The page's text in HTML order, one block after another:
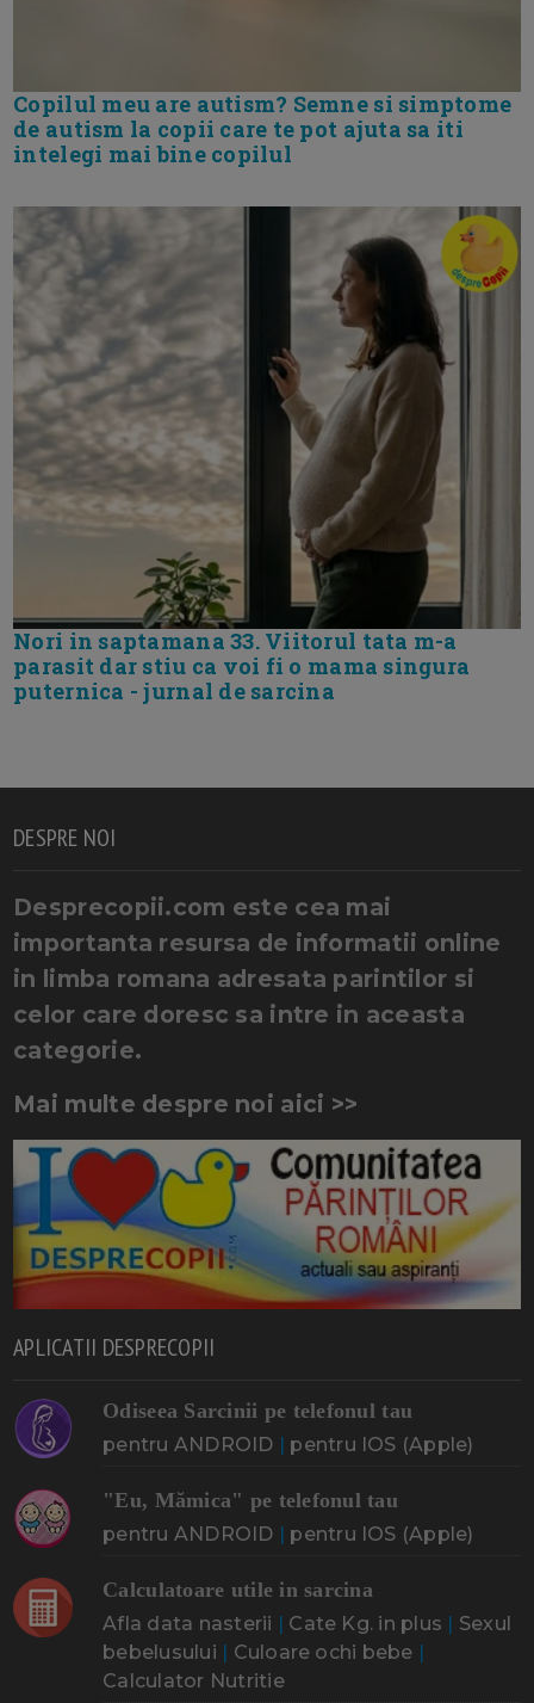
Copilul meu are autism? Semne si simptome
de autism la copii care te pot ajuta sa iti
intelegi mai bine copilul
Nori in saptamana 33. Viitorul tata m-a
parasit dar stiu ca voi fi o mama singura
puternica - jurnal de sarcina
DESPRE NOI
Desprecopii.com este cea mai
importanta resursa de informatii online
in limba romana adresata parintilor si
celor care doresc sa intre in aceasta
categorie.
Mai multe despre noi aici >>
APLICATII DESPRECOPII
Odiseea Sarcinii pe telefonul tau
pentru ANDROID | pentru IOS (Apple)
"Eu, Mămica" pe telefonul tau
pentru ANDROID | pentru IOS (Apple)
Calculatoare utile in sarcina
Afla data nasterii | Cate Kg. in plus | Sexul
bebelusului | Culoare ochi bebe |
Calculator Nutritie